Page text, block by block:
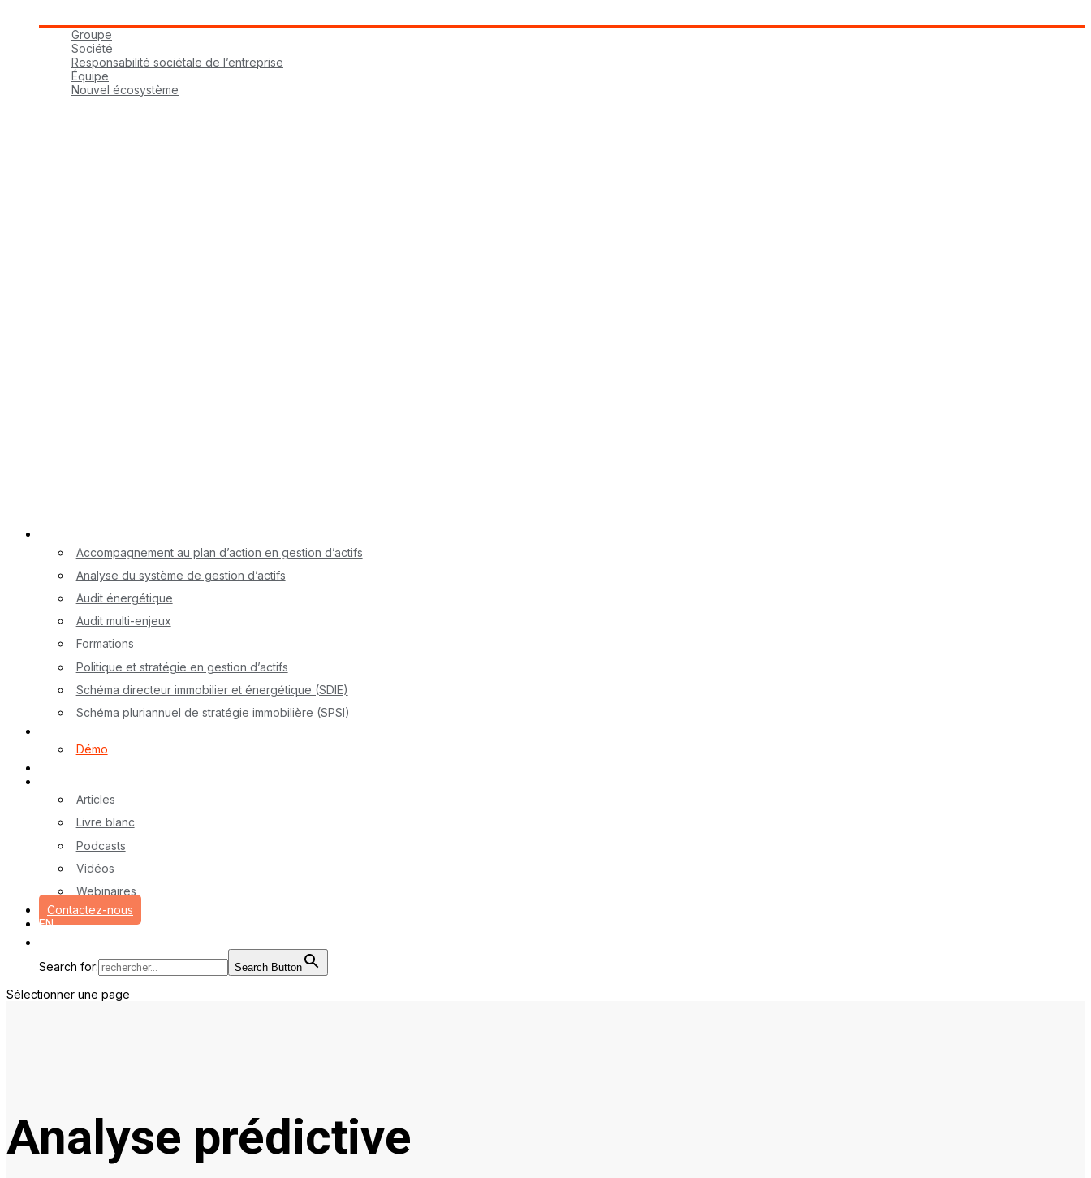
Groupe
Société
Responsabilité sociétale de l’entreprise
Équipe
Nouvel écosystème
Accompagnement au plan d’action en gestion d’actifs
Analyse du système de gestion d’actifs
Audit énergétique
Audit multi-enjeux
Formations
Politique et stratégie en gestion d’actifs
Schéma directeur immobilier et énergétique (SDIE)
Schéma pluriannuel de stratégie immobilière (SPSI)
Démo
Articles
Livre blanc
Podcasts
Vidéos
Webinaires
Contactez-nous
EN
Search for: Search Button
Sélectionner une page
Analyse prédictive